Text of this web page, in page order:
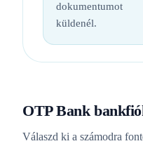
dokumentumot
küldenél.
OTP Bank
Válaszd ki a számodra